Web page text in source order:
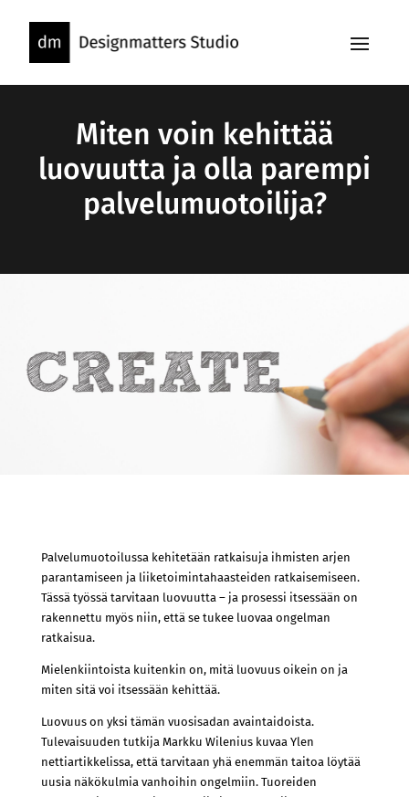
content
Miten voin kehittää
luovuutta ja olla parempi
palvelumuotoilija?
Palvelumuotoilussa kehitetään ratkaisuja ihmisten arjen
parantamiseen ja liiketoimintahaasteiden ratkaisemiseen.
Tässä työssä tarvitaan luovuutta – ja prosessi itsessään on
rakennettu myös niin, että se tukee luovaa ongelman
ratkaisua.
Mielenkiintoista kuitenkin on, mitä luovuus oikein on ja
miten sitä voi itsessään kehittää.
Luovuus on yksi tämän vuosisadan avaintaidoista.
Tulevaisuuden tutkija Markku Wilenius kuvaa Ylen
nettiartikkelissa, että tarvitaan yhä enemmän taitoa löytää
uusia näkökulmia vanhoihin ongelmiin. Tuoreiden